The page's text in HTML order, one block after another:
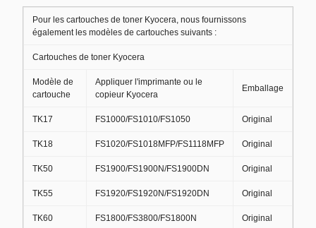
Pour les cartouches de toner Kyocera, nous fournissons
également les modèles de cartouches suivants :
Cartouches de toner Kyocera
Modèle de
cartouche
Appliquer l'imprimante ou le
copieur Kyocera
Emballage
TK17 FS1000/FS1010/FS1050 Original
TK18 FS1020/FS1018MFP/FS1118MFP Original
TK50 FS1900/FS1900N/FS1900DN Original
TK55 FS1920/FS1920N/FS1920DN Original
TK60 FS1800/FS3800/FS1800N Original